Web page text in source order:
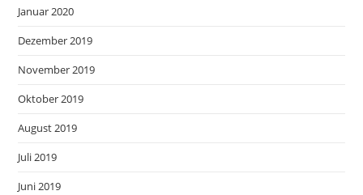
Januar 2020
Dezember 2019
November 2019
Oktober 2019
August 2019
Juli 2019
Juni 2019